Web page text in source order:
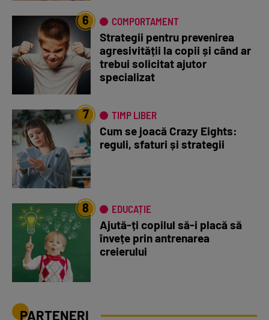
6 COMPORTAMENT
Strategii pentru prevenirea
agresivității la copii și când ar
trebui solicitat ajutor
specializat
7 TIMP LIBER
Cum se joacă Crazy Eights:
reguli, sfaturi și strategii
8 EDUCAȚIE
Ajută-ți copilul să-i placă să
învețe prin antrenarea
creierului
PARTENERI